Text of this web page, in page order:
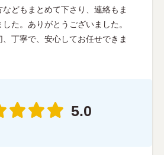
どもまとめて下さり、連絡もま
た。ありがとうございました。
丁寧で、安心してお任せできま
5.0